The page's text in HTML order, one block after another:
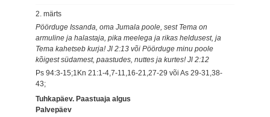
2. märts
Pöörduge Issanda, oma Jumala poole, sest Tema on
armuline ja halastaja, pika meelega ja rikas heldusest, ja
Tema kahetseb kurja! Jl 2:13 või Pöörduge minu poole
kõigest südamest, paastudes, nuttes ja kurtes! Jl 2:12
Ps 94:3-15;1Kn 21:1-4,7-11,16-21,27-29 või As 29-31,38-
43;
Tuhkapäev. Paastuaja algus
Palvepäev